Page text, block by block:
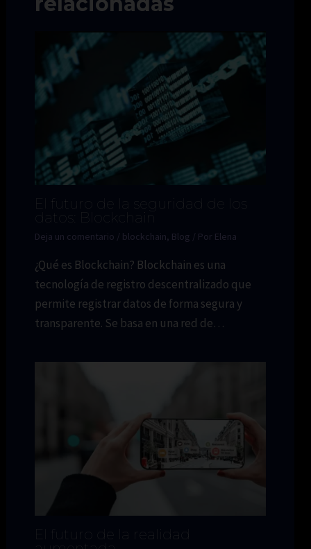
El futuro de la seguridad de los
datos: Blockchain
Deja un comentario / blockchain Blog / Por Elena
¿Qué es Blockchain? Blockchain es una
tecnología de registro descentralizado que
permite registrar datos de forma segura y
transparente. Se basa en una red de…
El futuro de la realidad